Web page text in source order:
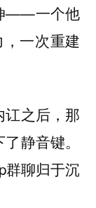
——一个他
，一次重建
之后，那
静音键。
群聊归于沉